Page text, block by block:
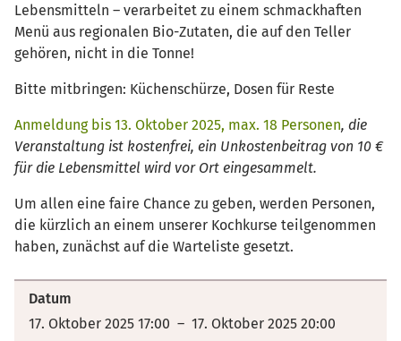
Lebensmitteln – verarbeitet zu einem schmackhaften
Menü aus regionalen Bio-Zutaten, die auf den Teller
gehören, nicht in die Tonne!
Bitte mitbringen: Küchenschürze, Dosen für Reste
Anmeldung bis 13. Oktober 2025, max. 18 Personen, die
Veranstaltung ist kostenfrei, ein Unkostenbeitrag von 10 €
für die Lebensmittel wird vor Ort eingesammelt.
Um allen eine faire Chance zu geben, werden Personen,
die kürzlich an einem unserer Kochkurse teilgenommen
haben, zunächst auf die Warteliste gesetzt.
Datum
17. Oktober 2025 17:00 – 17. Oktober 2025 20:00